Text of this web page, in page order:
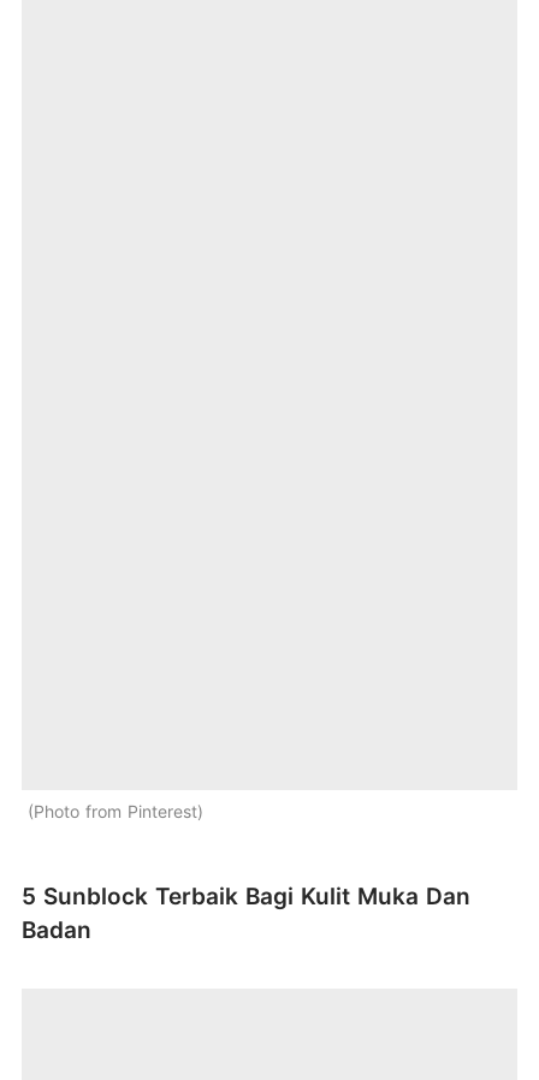
Photo from Pinterest
5 Sunblock Terbaik Bagi Kulit Muka Dan
Badan